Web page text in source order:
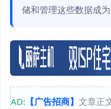
储和管理这些数据成
AD: 【广告招商】 文章正